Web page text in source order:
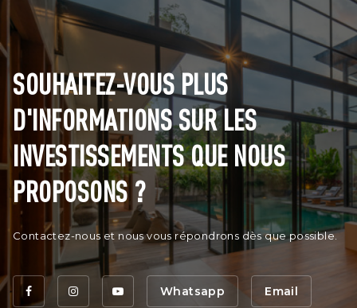
SOUHAITEZ-VOUS PLUS
D'INFORMATIONS SUR LES
INVESTISSEMENTS QUE NOUS
PROPOSONS ?
Contactez-nous et nous vous répondrons dès que possible.
Whatsapp Email